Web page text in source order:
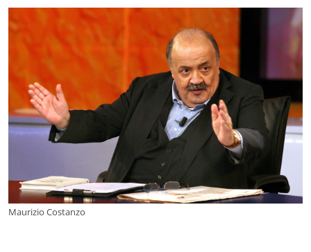
Maurizio Costanzo